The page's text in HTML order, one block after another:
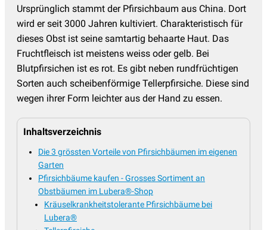
Ursprünglich stammt der Pfirsichbaum aus China. Dort
wird er seit 3000 Jahren kultiviert. Charakteristisch für
dieses Obst ist seine samtartig behaarte Haut. Das
Fruchtfleisch ist meistens weiss oder gelb. Bei
Blutpfirsichen ist es rot. Es gibt neben rundfrüchtigen
Sorten auch scheibenförmige Tellerpfirsiche. Diese sind
wegen ihrer Form leichter aus der Hand zu essen.
Inhaltsverzeichnis
Die 3 grössten Vorteile von Pfirsichbäumen im eigenen
Garten
Pfirsichbäume kaufen - Grosses Sortiment an
Obstbäumen im Lubera®-Shop
Kräuselkrankheitstolerante Pfirsichbäume bei
Lubera®